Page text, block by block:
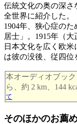
伝統文化の奥の深さ
全世界に紹介した。
1904年、狭心症の
居士」。1915年（大
日本文化を広く欧
は彼の没後、従四位
本オーディオブッ
ら、約 2 km、144
て
そのほかのお薦